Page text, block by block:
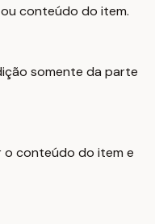
conteúdo do item.
somente da parte
o conteúdo do item e